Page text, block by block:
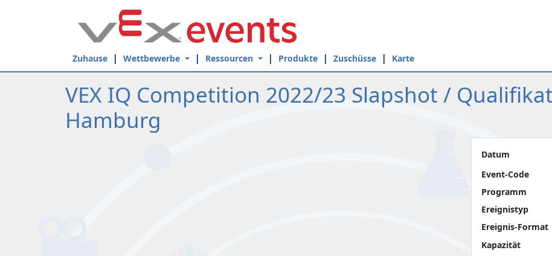
Zuhause Wettbewerbe Ressourcen Produkte Zuschüsse Karte
VEX IQ Competition 2022/23 Slapshot /
Hamburg
Datum
Event-Code
Programm
Ereignistyp
Ereignis-Format
Kapazität